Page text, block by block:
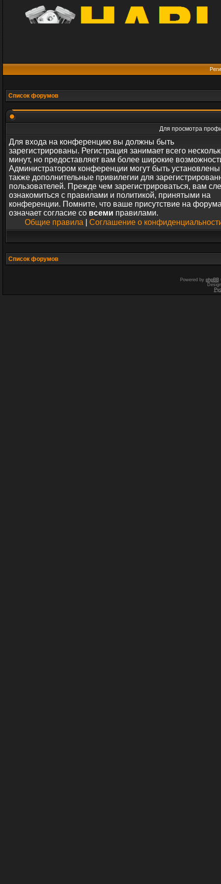
Список форумов
Для просмотра
Для входа на конференцию вы должны быть
зарегистрированы. Регистрация занимает всего
минут, но предоставляет вам более широкие
Администратором конференции могут быть установлены
также дополнительные привилегии для
пользователей. Прежде чем зарегистрироваться, вам
ознакомиться с правилами и политикой, принятыми на
конференции. Помните, что ваше присутствие на
означает согласие со всеми правилами.
Общие правила
Соглашение о
Список форумов
Powered by phpBB